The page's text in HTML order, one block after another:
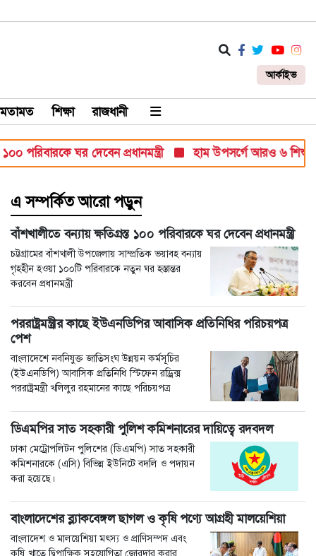
আর্কাইভ
মতামত শিক্ষা রাজধানী
ঘর দেবেন প্রধানমন্ত্রী হাম উপসর্গে আরও ৬ শিশুর মৃত্যু, নতুন
এ সম্পর্কিত আরো পড়ুন
বাঁশখালীতে বন্যায় ক্ষতিগ্রস্ত ১০০ পরিবারকে ঘর দেবেন প্রধানমন্ত্রী
চট্টগ্রামের বাঁশখালী উপজেলায় সাম্প্রতিক ভয়াবহ বন্যায়
গৃহহীন হওয়া ১০০টি পরিবারকে নতুন ঘর হস্তান্তর
করবেন প্রধানমন্ত্রী
পররাষ্ট্রমন্ত্রীর কা‌ছে ইউএনডিপির আবাসিক প্রতিনিধির পরিচয়পত্র
পেশ
বাংলাদেশে নবনিযুক্ত জাতিসংঘ উন্নয়ন কর্মসূচির
(ইউএনডিপি) আবাসিক প্রতিনিধি স্টিফেন রড্রিক্স
পররাষ্ট্রমন্ত্রী খলিলুর রহমানের কাছে পরিচয়পত্র
ডিএমপির সাত সহকারী পুলিশ কমিশনারের দায়িত্বে রদবদল
ঢাকা মেট্রোপলিটন পুলিশের (ডিএমপি) সাত সহকারী
কমিশনারকে (এসি) বিভিন্ন ইউনিটে বদলি ও পদায়ন
করা হয়েছে।
বাংলাদেশের ব্ল্যাকবেঙ্গল ছাগল ও কৃষি পণ্যে আগ্রহী মালয়েশিয়া
বাংলাদেশ ও মালয়েশিয়া মৎস্য ও প্রাণিসম্পদ এবং
কৃষি খাতে দ্বিপাক্ষিক সহযোগিতা জোরদার করার